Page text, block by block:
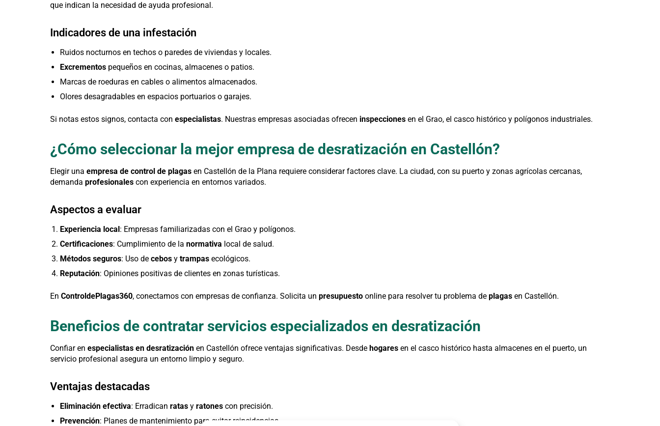
que indican la necesidad de ayuda profesional.
Indicadores de una infestación
Ruidos nocturnos en techos o paredes de viviendas y locales.
Excrementos pequeños en cocinas, almacenes o patios.
Marcas de roeduras en cables o alimentos almacenados.
Olores desagradables en espacios portuarios o garajes.
Si notas estos signos, contacta con especialistas. Nuestras empresas asociadas ofrecen inspecciones en el Grao, el casco histórico y polígonos industriales.
¿Cómo seleccionar la mejor empresa de desratización en Castellón?
Elegir una empresa de control de plagas en Castellón de la Plana requiere considerar factores clave. La ciudad, con su puerto y zonas agrícolas cercanas,
demanda profesionales con experiencia en entornos variados.
Aspectos a evaluar
Experiencia local: Empresas familiarizadas con el Grao y polígonos.
Certificaciones: Cumplimiento de la normativa local de salud.
Métodos seguros: Uso de cebos y trampas ecológicos.
Reputación: Opiniones positivas de clientes en zonas turísticas.
En ControldePlagas360, conectamos con empresas de confianza. Solicita un presupuesto online para resolver tu problema de plagas en Castellón.
Beneficios de contratar servicios especializados en desratización
Confiar en especialistas en desratización en Castellón ofrece ventajas significativas. Desde hogares en el casco histórico hasta almacenes en el puerto, un
servicio profesional asegura un entorno limpio y seguro.
Ventajas destacadas
Eliminación efectiva: Erradican ratas y ratones con precisión.
Prevención: Planes de mantenimiento para evitar reincidencias.